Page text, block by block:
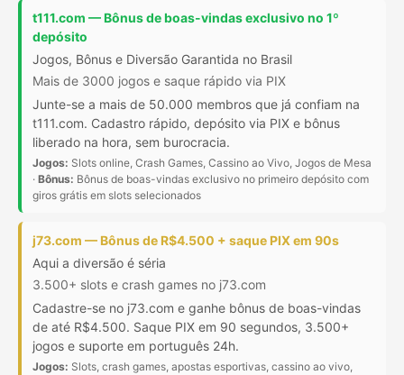
t111.com — Bônus de boas-vindas exclusivo no 1º
depósito
Jogos, Bônus e Diversão Garantida no Brasil
Mais de 3000 jogos e saque rápido via PIX
Junte-se a mais de 50.000 membros que já confiam na
t111.com. Cadastro rápido, depósito via PIX e bônus
liberado na hora, sem burocracia.
Jogos: Slots online, Crash Games, Cassino ao Vivo, Jogos de Mesa
· Bônus: Bônus de boas-vindas exclusivo no primeiro depósito com
giros grátis em slots selecionados
j73.com — Bônus de R$4.500 + saque PIX em 90s
Aqui a diversão é séria
3.500+ slots e crash games no j73.com
Cadastre-se no j73.com e ganhe bônus de boas-vindas
de até R$4.500. Saque PIX em 90 segundos, 3.500+
jogos e suporte em português 24h.
Jogos: Slots, crash games, apostas esportivas, cassino ao vivo,